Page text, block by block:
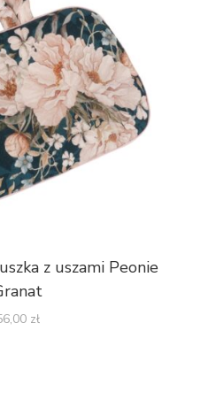
z uszami Peonie
zł